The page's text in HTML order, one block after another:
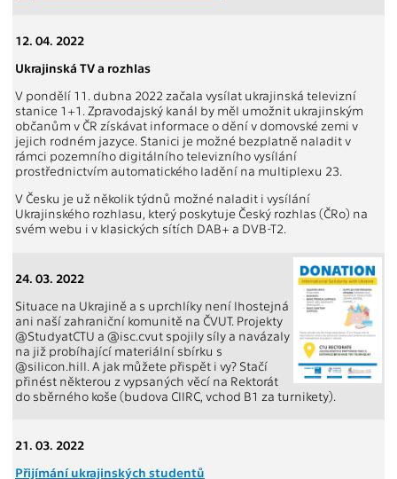
12. 04. 2022
Ukrajinská TV a rozhlas
V pondělí 11. dubna 2022 začala vysílat ukrajinská televizní
stanice 1+1. Zpravodajský kanál by měl umožnit ukrajinským
občanům v ČR získávat informace o dění v domovské zemi v
jejich rodném jazyce. Stanici je možné bezplatně naladit v
rámci pozemního digitálního televizního vysílání
prostřednictvím automatického ladění na multiplexu 23.
V Česku je už několik týdnů možné naladit i vysílání
Ukrajinského rozhlasu, který poskytuje Český rozhlas (ČRo) na
svém webu i v klasických sítích DAB+ a DVB-T2.
24. 03. 2022
Situace na Ukrajině a s uprchlíky není lhostejná
ani naší zahraniční komunitě na ČVUT. Projekty
@StudyatCTU a @isc.cvut spojily síly a navázaly
na již probíhající materiální sbírku s
@silicon.hill. A jak můžete přispět i vy? Stačí
přinést některou z vypsaných věcí na Rektorát
do sběrného koše (budova CIIRC, vchod B1 za turnikety).
21. 03. 2022
Přijímání ukrajinských studentů